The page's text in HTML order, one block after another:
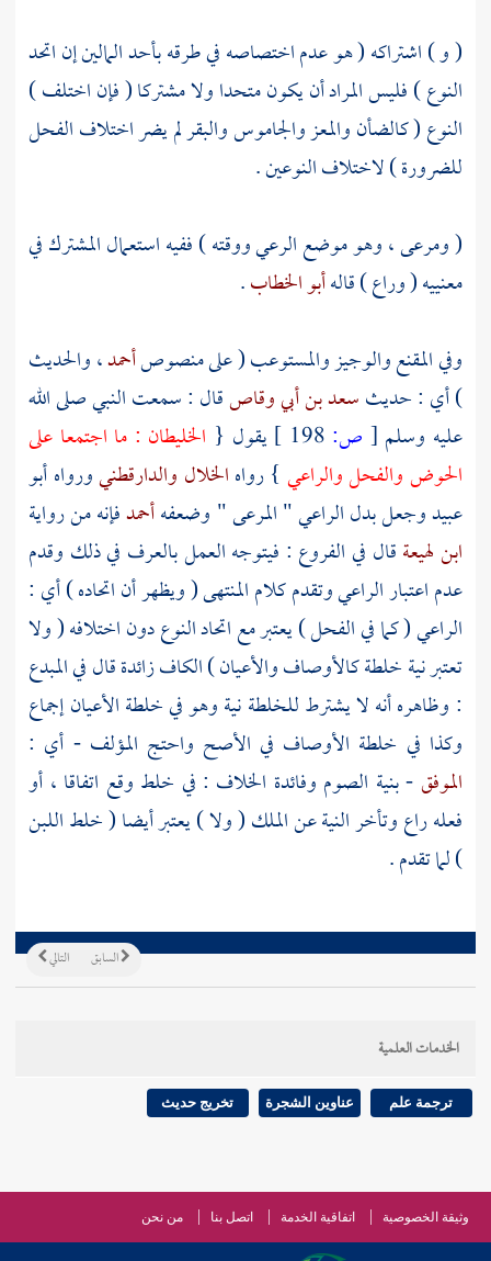
( و ) اشتراكه ( هو عدم اختصاصه في طرقه بأحد المالين إن اتحد
النوع ) فليس المراد أن يكون متحدا ولا مشتركا ( فإن اختلف )
النوع ( كالضأن والمعز والجاموس والبقر لم يضر اختلاف الفحل
للضرورة ) لاختلاف النوعين .
( ومرعى ، وهو موضع الرعي ووقته ) ففيه استعمال المشترك في
معنييه ( وراع ) قالهأبو الخطاب.
وفي المقنع والوجيز والمستوعب ( على منصوصأحمد، والحديث
) أي : حديثسعد بن أبي وقاصقال : سمعت النبي صلى الله
عليه وسلم [ ص: يقول { الخليطان : ما اجتمعا على
الحوض والفحل والراعي } رواهالخلال والدارقطنيورواهأبو
عبيدوجعل بدل الراعي " المرعى " وضعفهأحمدفإنه من رواية
ابن لهيعةقال في الفروع : فيتوجه العمل بالعرف في ذلك وقدم
عدم اعتبار الراعي وتقدم كلام المنتهى ( ويظهر أن اتحاده ) أي :
الراعي ( كما في الفحل ) يعتبر مع اتحاد النوع دون اختلافه ( ولا
تعتبر نية خلطة كالأوصاف والأعيان ) الكاف زائدة قال في المبدع
: وظاهره أنه لا يشترط للخلطة نية وهو في خلطة الأعيان إجماع
وكذا في خلطة الأوصاف في الأصح واحتج المؤلف - أي :
الموفق- بنية الصوم وفائدة الخلاف : في خلط وقع اتفاقا ، أو
فعله راع وتأخر النية عن الملك ( ولا ) يعتبر أيضا ( خلط اللبن
) لما تقدم .
التالي السابق
الخدمات العلمية
ترجمة علم عناوين الشجرة تخريج حديث
وثيقة الخصوصية اتفاقية الخدمة اتصل بنا من نحن